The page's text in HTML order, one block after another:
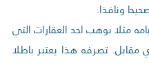
ونافذا.
مثلا بوهب احد العقارات التي
مقابل. تصرفه هذا يعتبر باطلا